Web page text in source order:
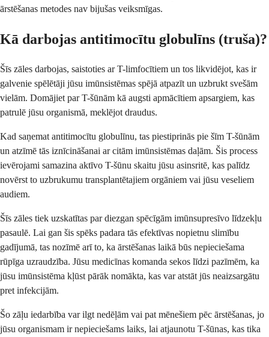
ārstēšanas metodes nav bijušas veiksmīgas.
Kā darbojas antitimocītu globulīns (truša)?
Šīs zāles darbojas, saistoties ar T-limfocītiem un tos likvidējot, kas ir
galvenie spēlētāji jūsu imūnsistēmas spējā atpazīt un uzbrukt svešām
vielām. Domājiet par T-šūnām kā augsti apmācītiem apsargiem, kas
patrulē jūsu organismā, meklējot draudus.
Kad saņemat antitimocītu globulīnu, tas piestiprinās pie šīm T-šūnām
un atzīmē tās iznīcināšanai ar citām imūnsistēmas daļām. Šis process
ievērojami samazina aktīvo T-šūnu skaitu jūsu asinsritē, kas palīdz
novērst to uzbrukumu transplantētajiem orgāniem vai jūsu veseliem
audiem.
Šīs zāles tiek uzskatītas par diezgan spēcīgām imūnsupresīvo līdzekļu
pasaulē. Lai gan šis spēks padara tās efektīvas nopietnu slimību
gadījumā, tas nozīmē arī to, ka ārstēšanas laikā būs nepieciešama
rūpīga uzraudzība. Jūsu medicīnas komanda sekos līdzi pazīmēm, ka
jūsu imūnsistēma kļūst pārāk nomākta, kas var atstāt jūs neaizsargātu
pret infekcijām.
Šo zāļu iedarbība var ilgt nedēļām vai pat mēnešiem pēc ārstēšanas, jo
jūsu organismam ir nepieciešams laiks, lai atjaunotu T-šūnas, kas tika